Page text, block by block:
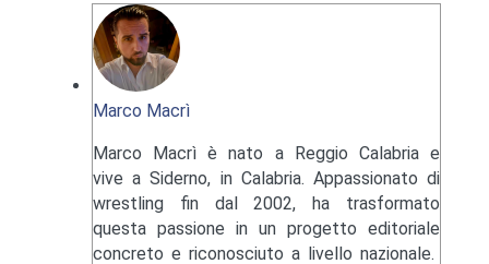
Marco Macrì
Marco Macrì è nato a Reggio Calabria e
vive a Siderno, in Calabria. Appassionato di
wrestling fin dal 2002, ha trasformato
questa passione in un progetto editoriale
concreto e riconosciuto a livello nazionale.